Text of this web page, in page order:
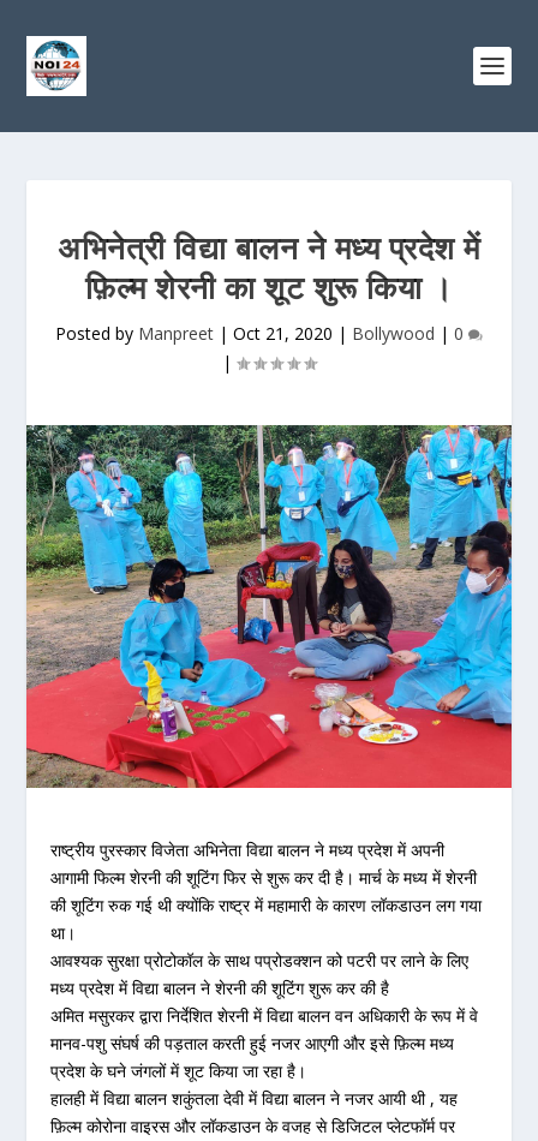
अभिनेत्री विद्या बालन ने मध्य प्रदेश में
फ़िल्म शेरनी का शूट शुरू किया ।
Posted by Manpreet | Oct 21, 2020 | Bollywood | 0
|
राष्ट्रीय पुरस्कार विजेता अभिनेता विद्या बालन ने मध्य प्रदेश में अपनी
आगामी फिल्म शेरनी की शूटिंग फिर से शुरू कर दी है। मार्च के मध्य में शेरनी
की शूटिंग रुक गई थी क्योंकि राष्ट्र में महामारी के कारण लॉकडाउन लग गया
था।
आवश्यक सुरक्षा प्रोटोकॉल के साथ पप्रोडक्शन को पटरी पर लाने के लिए
मध्य प्रदेश में विद्या बालन ने शेरनी की शूटिंग शुरू कर की है
अमित मसुरकर द्वारा निर्देशित शेरनी में विद्या बालन वन अधिकारी के रूप में वे
मानव-पशु संघर्ष की पड़ताल करती हुई नजर आएगी और इसे फ़िल्म मध्य
प्रदेश के घने जंगलों में शूट किया जा रहा है।
हालही में विद्या बालन शकुंतला देवी में विद्या बालन ने नजर आयी थी , यह
फ़िल्म कोरोना वाइरस और लॉकडाउन के वजह से डिजिटल प्लेटफॉर्म पर